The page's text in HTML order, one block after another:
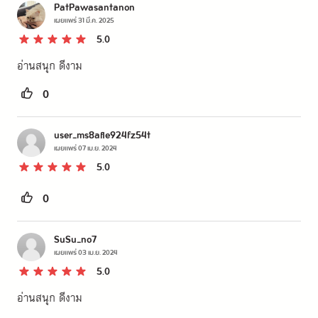
PatPawasantanon
เผยแพร่31 มี.ค. 2025
5.0
อ่านสนุก ดีงาม
0
user_ms8afle924fz54t
เผยแพร่07 เม.ย. 2024
5.0
0
SuSu_no7
เผยแพร่03 เม.ย. 2024
5.0
อ่านสนุก ดีงาม